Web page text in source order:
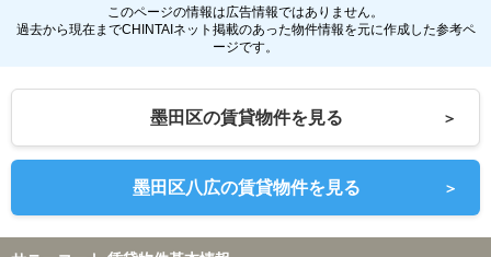
通勤通学時間から
物件特集から
不動産会社から
TOP
このページの情報は広告情報ではありません。
過去から現在までCHINTAIネット掲載のあった物件情報を元に作成した参考ペ
ージです。
墨田区の賃貸物件を見る ＞
墨田区八広の賃貸物件を見る ＞